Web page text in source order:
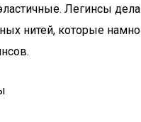
Легинсы
нитей, которые